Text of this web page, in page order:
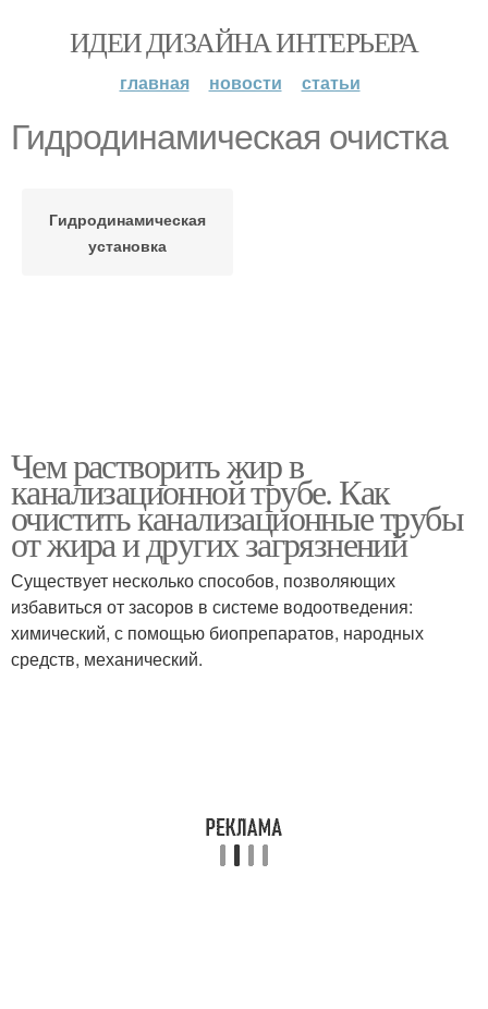
ИДЕИ ДИЗАЙНА ИНТЕРЬЕРА
главная новости статьи
Гидродинамическая очистка
Гидродинамическая
установка
Чем растворить жир в
канализационной трубе. Как
очистить канализационные трубы
от жира и других загрязнений
Существует несколько способов, позволяющих
избавиться от засоров в системе водоотведения:
химический, с помощью биопрепаратов, народных
средств, механический.